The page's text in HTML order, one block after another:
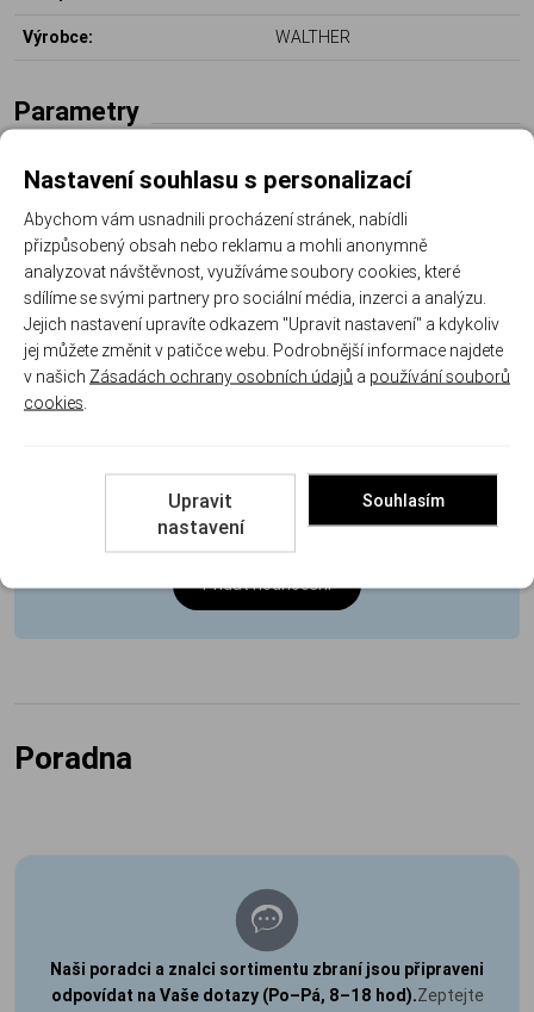
Výrobce: WALTHER
Parametry
Délka (mm): 127
Výška (mm): 38
Šírka (mm): 22
Recenze
Produkt zatím nemá žádné hodnocení,buďte
první, kdo produkt ohodnotí!
Přidat hodnocení
Poradna
Naši poradci a znalci sortimentu zbraní jsou připraveni
odpovídat na Vaše dotazy (Po–Pá, 8–18 hod).Zeptejte
Nastavení souhlasu s personalizací
Abychom vám usnadnili procházení stránek, nabídli
přizpůsobený obsah nebo reklamu a mohli anonymně
analyzovat návštěvnost, využíváme soubory cookies, které
sdílíme se svými partnery pro sociální média, inzerci a analýzu.
Jejich nastavení upravíte odkazem "Upravit nastavení" a kdykoliv
jej můžete změnit v patičce webu. Podrobnější informace najdete
v našich Zásadách ochrany osobních údajů a používání souborů
cookies
Upravit
nastavení
Souhlasím